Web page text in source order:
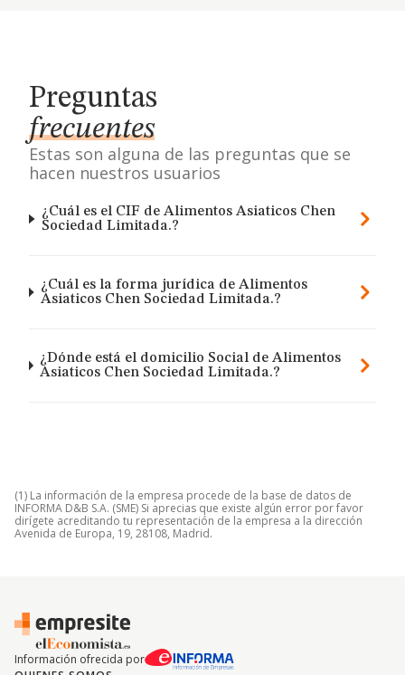
Preguntas
frecuentes
Estas son alguna de las preguntas que se
hacen nuestros usuarios
¿Cuál es el CIF de Alimentos Asiaticos Chen
Sociedad Limitada.?
¿Cuál es la forma jurídica de Alimentos
Asiaticos Chen Sociedad Limitada.?
¿Dónde está el domicilio Social de Alimentos
Asiaticos Chen Sociedad Limitada.?
(1) La información de la empresa procede de la base de datos de
INFORMA D&B S.A. (SME) Si aprecias que existe algún error por favor
dirígete acreditando tu representación de la empresa a la dirección
Avenida de Europa, 19, 28108, Madrid.
Información ofrecida por